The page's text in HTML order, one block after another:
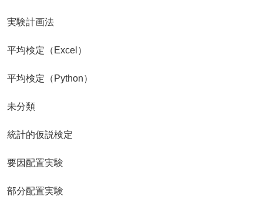
実験計画法
平均検定（Excel）
平均検定（Python）
未分類
統計的仮説検定
要因配置実験
部分配置実験